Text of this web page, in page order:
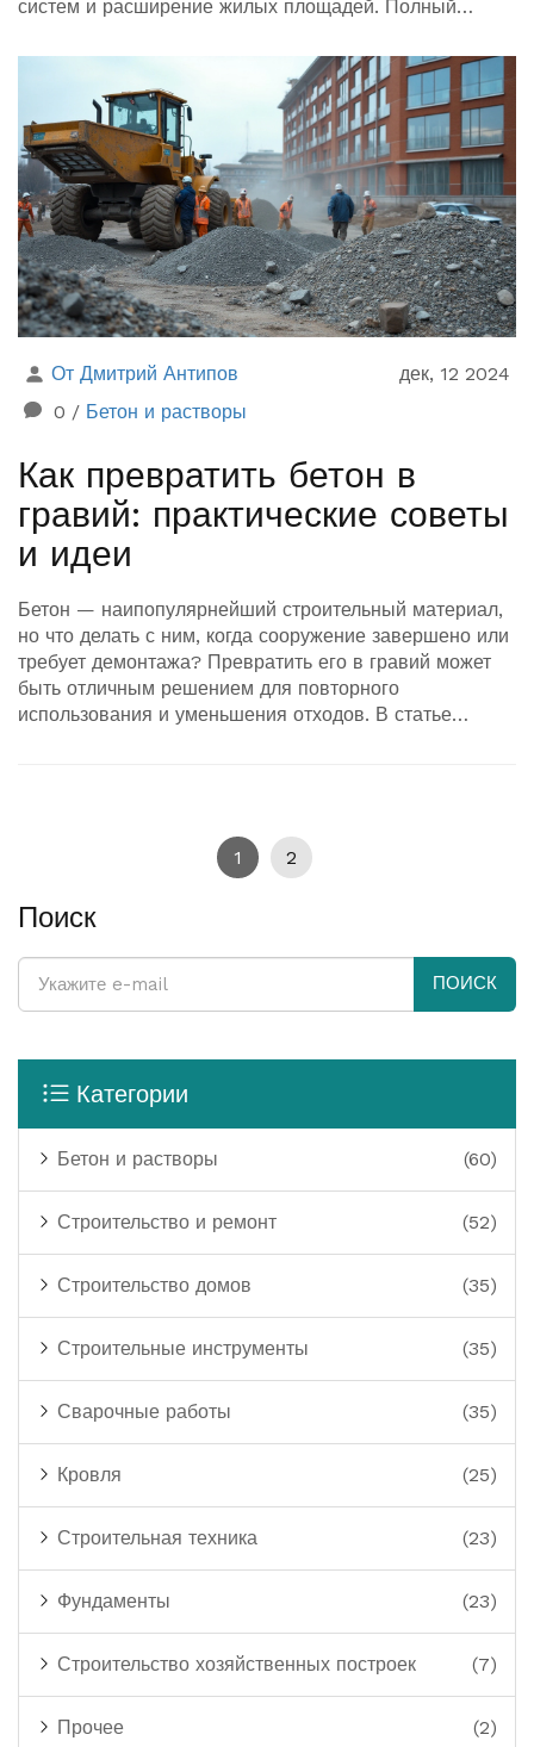
систем и расширение жилых площадей. Полный
условий, выбор стиля, оценку бюджета и пошаговое
выполнение работ. Рассмотрены также примеры
успешных реконструкций и советы по эффективной
организации проекта. Понимание основных принципов
реконструкции поможет избежать непредвиденных
проблем и повысить стоимость жилья.
От Дмитрий Антипов
дек, 12 2024
0 / Бетон и растворы
Как превратить бетон в
гравий: практические советы
и идеи
Бетон — наипопулярнейший строительный материал,
но что делать с ним, когда сооружение завершено или
требует демонтажа? Превратить его в гравий может
быть отличным решением для повторного
использования и уменьшения отходов. В статье
модернизировать ваш строительный процесс и дать
вторую жизнь использованным материалам.
1 2
Поиск
ПОИСК
Категории
Бетон и растворы (60)
Строительство и ремонт (52)
Строительство домов (35)
Строительные инструменты (35)
Сварочные работы (35)
Кровля (25)
Строительная техника (23)
Фундаменты (23)
Строительство хозяйственных построек (7)
Прочее (2)